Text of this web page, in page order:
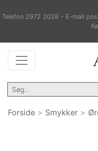
Telefon 2972 2028 - E-mail
Forside > Smykker >